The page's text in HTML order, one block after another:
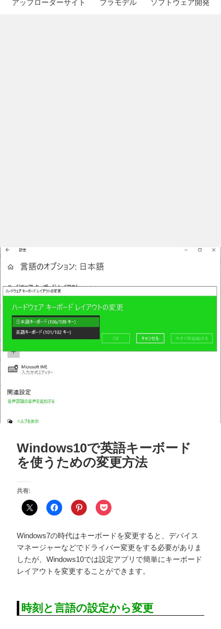
アップローダーサイト プラモデル ソフトウェア開発
Windows10で英語キーボード
を使うための変更方法
共有:
Windows7の時代はキーボードを変更すると、デバイス
マネージャーなどでドライバー変更をする必要がありま
したが、Windows10では設定アプリで簡単にキーボード
レイアウトを変更することができます。
時刻と言語の設定から変更